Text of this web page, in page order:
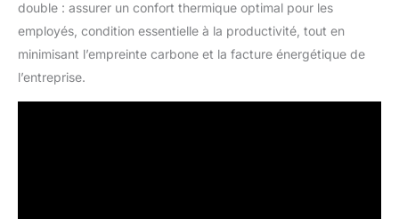
double : assurer un confort thermique optimal pour les
employés, condition essentielle à la productivité, tout en
minimisant l’empreinte carbone et la facture énergétique de
l’entreprise.